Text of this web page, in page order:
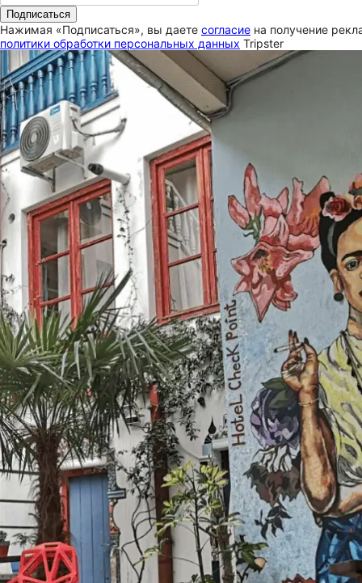
Подписаться
Нажимая «Подписаться», вы даете согласие на получение
политики обработки персональных данных Tripster